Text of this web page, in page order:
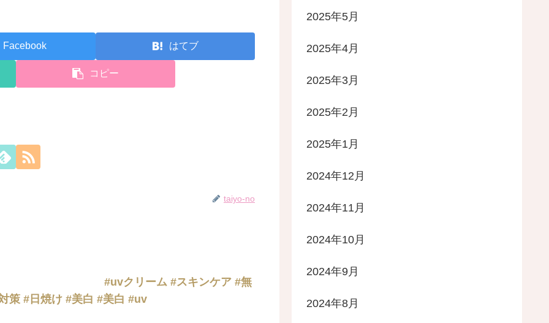
Facebook はてブ
コピー
taiyo-no
。 #uvクリーム #スキンケア #無
策 #日焼け #美白 #美白 #uv
2025年5月
2025年4月
2025年3月
2025年2月
2025年1月
2024年12月
2024年11月
2024年10月
2024年9月
2024年8月